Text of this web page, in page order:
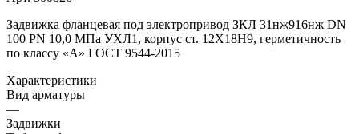
Задвижка фланцевая под электропривод ЗКЛ 31нж916нж DN
100 PN 10,0 МПа УХЛ1, корпус ст. 12Х18Н9, герметичность
по классу «A» ГОСТ 9544-2015
Характеристики
Вид арматуры
—
Задвижки